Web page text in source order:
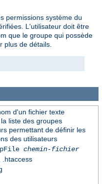
permissions système du
L'utilisateur doit être
que le groupe qui possède
plus de détails.
d'un fichier texte
liste des groupes
permettant de définir les
des utilisateurs
chemin-fichier
.htaccess